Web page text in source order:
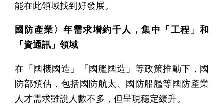
能在此領域找到好發展。
國防產業〉年需求增約千人，集中「工程」和
「資通訊」領域
在「國機國造」「國艦國造」等政策推動下，國
防部預估，包括國防航太、國防船艦等國防產業
人才需求雖說人數不多，但呈現穩定緩升。